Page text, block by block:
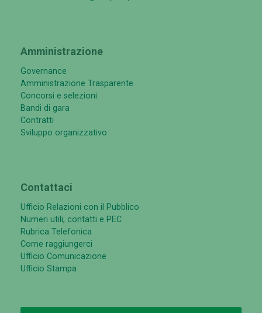
Amministrazione
Governance
Amministrazione Trasparente
Concorsi e selezioni
Bandi di gara
Contratti
Sviluppo organizzativo
Contattaci
Ufficio Relazioni con il Pubblico
Numeri utili, contatti e PEC
Rubrica Telefonica
Come raggiungerci
Ufficio Comunicazione
Ufficio Stampa